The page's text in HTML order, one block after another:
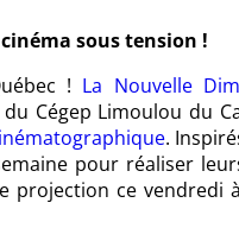
sous tension !
! La Nouvelle
Cégep Limoulou du
.
pour réaliser
ce vendredi